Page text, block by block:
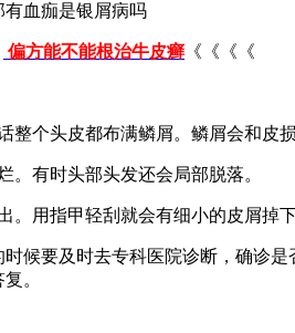
偏方能不能根治牛皮癣 《《《《
个头皮都布满鳞屑。鳞屑会和皮
有时头部头发还会局部脱落。
用指甲轻刮就会有细小的皮屑掉
候要及时去专科医院诊断，确诊
。